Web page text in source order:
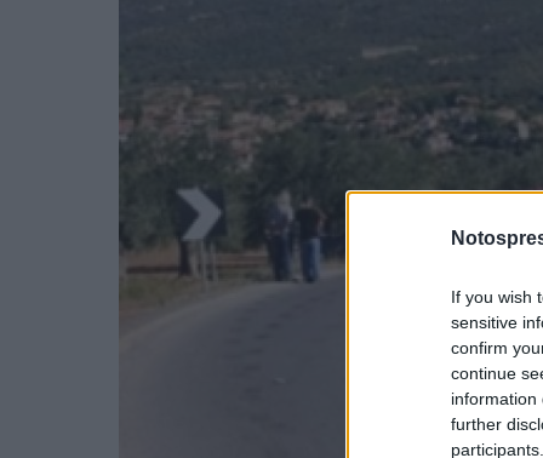
If you wish
sensitive
confirm
continue
information
further